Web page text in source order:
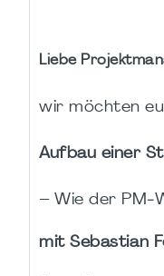
Liebe
wir möchten
Aufbau einer
– Wie der
mit Sebastian